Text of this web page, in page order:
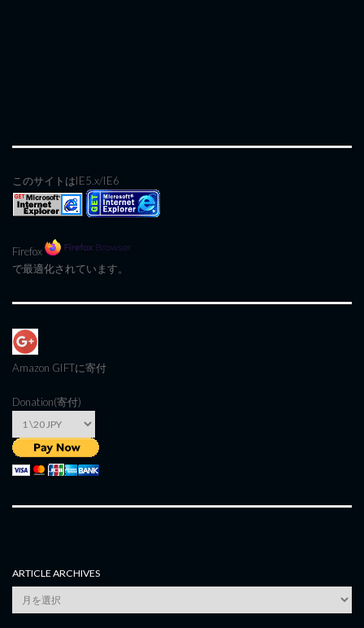
このサイトはIE5.x/IE6
Firefox
で最適化されています。
Amazon GIFTに寄付
Donation(寄付)
ARTICLE ARCHIVES
Article
Archives